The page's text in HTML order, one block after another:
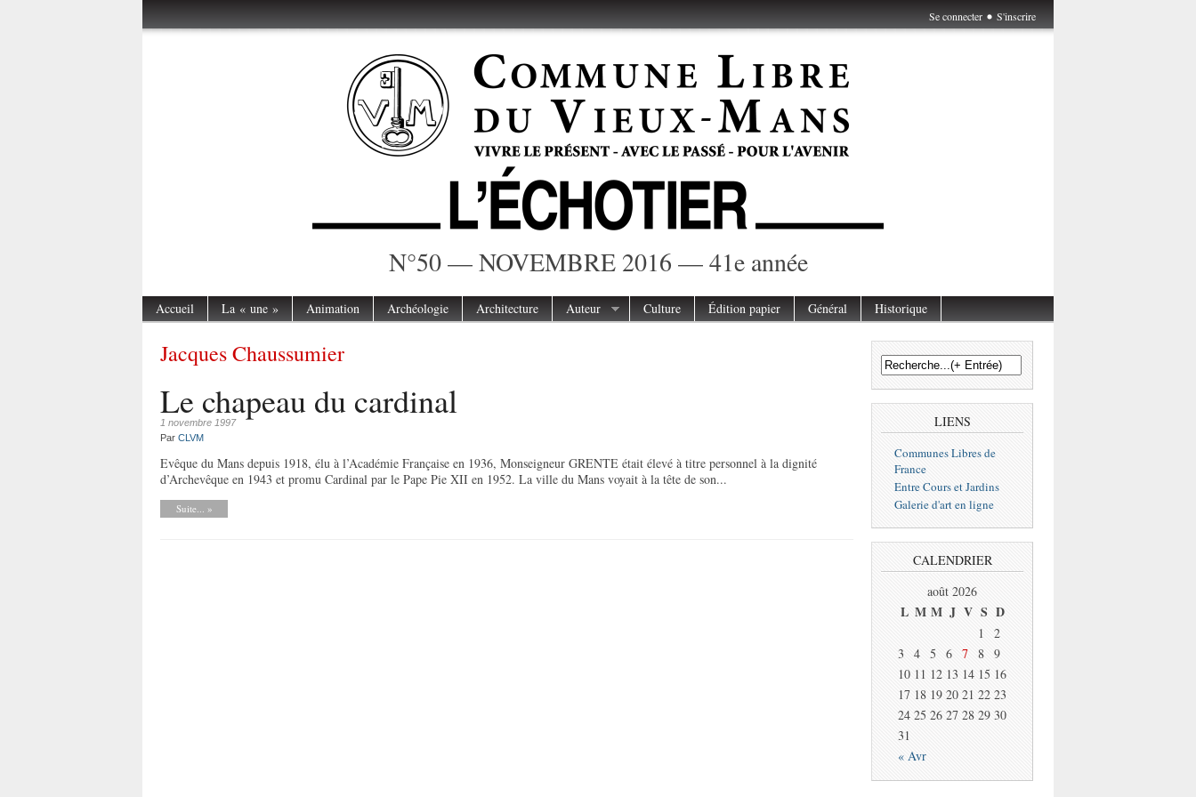
Se connecter S'inscrire
N°50 — NOVEMBRE 2016 — 41e année
Accueil La « une » Animation Archéologie Architecture Auteur Culture Édition papier Général Historique
Jacques Chaussumier
Le chapeau du cardinal
1 novembre 1997
Par CLVM
Evêque du Mans depuis 1918, élu à l’Académie Française en 1936, Monseigneur GRENTE était élevé à titre personnel à la dignité
d’Archevêque en 1943 et promu Cardinal par le Pape Pie XII en 1952. La ville du Mans voyait à la tête de son...
Suite... »
LIENS
Communes Libres de
France
Entre Cours et Jardins
Galerie d'art en ligne
CALENDRIER
août 2026
L M M J V S D
« Avr
1
2
3
4 5 6 7 8 9
10 11 12 13 14 15 16
17 18 19 20 21 22 23
24 25 26 27 28 29 30
31